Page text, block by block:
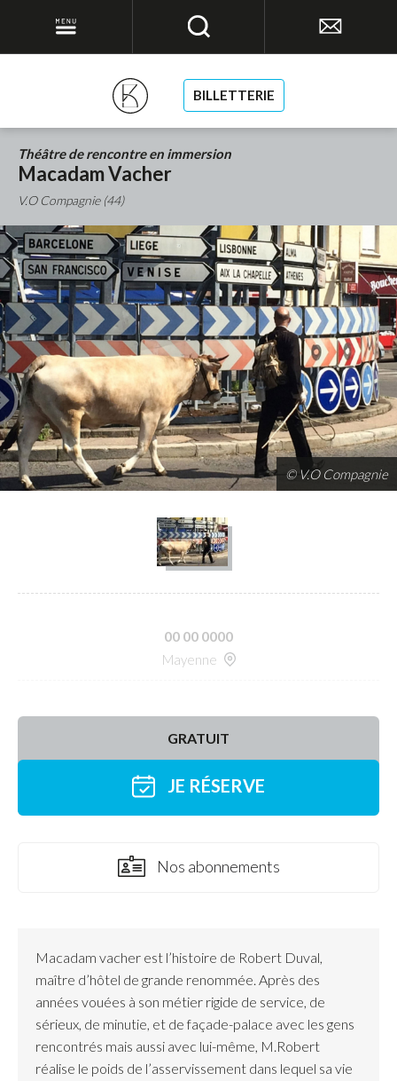
BILLETTERIE
00 00 0000
Mayenne
GRATUIT
JE RÉSERVE
Nos abonnements
Théâtre de rencontre en immersion
Macadam Vacher
V.O Compagnie (44)
© V.O Compagnie
Macadam vacher est l’histoire de Robert Duval,
maître d’hôtel de grande renommée. Après des
années vouées à son métier rigide de service, de
sérieux, de minutie, et de façade-palace avec les gens
rencontrés mais aussi avec lui-même, M.Robert
réalise le poids de l’asservissement dans lequel sa vie